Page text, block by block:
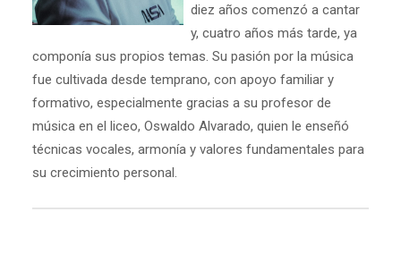
diez años comenzó a cantar
y, cuatro años más tarde, ya
componía sus propios temas. Su pasión por la música
fue cultivada desde temprano, con apoyo familiar y
formativo, especialmente gracias a su profesor de
música en el liceo, Oswaldo Alvarado, quien le enseñó
técnicas vocales, armonía y valores fundamentales para
su crecimiento personal.